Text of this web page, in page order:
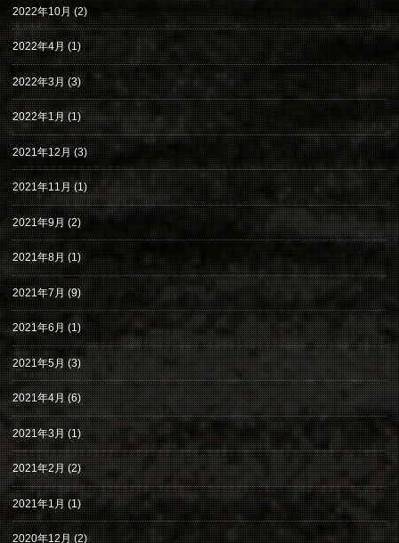
2022年10月 (2)
2022年4月 (1)
2022年3月(3)
2022年1月(1)
2021年12月 (3)
2021年11月(1)
2021年9月 (2)
2021年8月 (1)
2021年7月 (9)
2021年6月 (1)
2021年5月(3)
2021年4月(6)
2021年3月(1)
2021年2月(2)
2021年1月 (1)
2020年12月(2)